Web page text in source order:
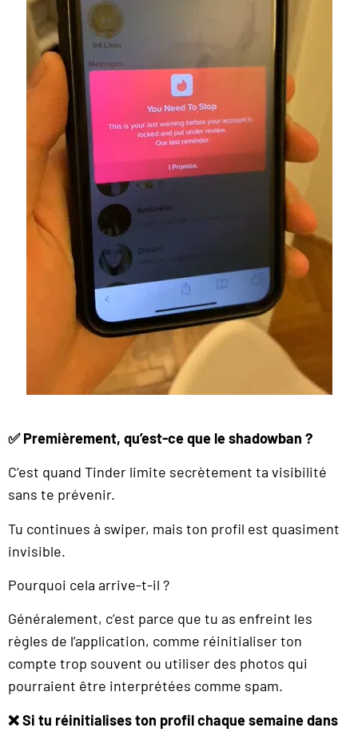
✅ Premièrement, qu’est-ce que le shadowban ?
C’est quand Tinder limite secrètement ta visibilité
sans te prévenir.
Tu continues à swiper, mais ton profil est quasiment
invisible.
Pourquoi cela arrive-t-il ?
Généralement, c’est parce que tu as enfreint les
règles de l’application, comme réinitialiser ton
compte trop souvent ou utiliser des photos qui
pourraient être interprétées comme spam.
❌ Si tu réinitialises ton profil chaque semaine dans